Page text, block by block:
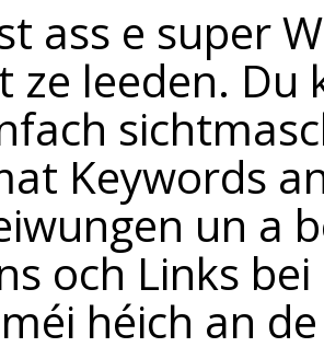
ass e super
ze leeden. Du
Keywords
un a
och Links
héich an